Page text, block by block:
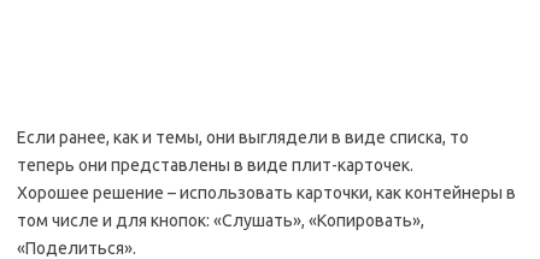
Если ранее, как и темы, они выглядели в виде списка, то
теперь они представлены в виде плит-карточек.
Хорошее решение – использовать карточки, как контейнеры в
том числе и для кнопок: «Слушать», «Копировать»,
«Поделиться».